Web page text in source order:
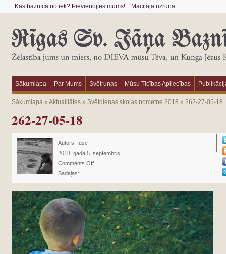
Kas baznīcā notiek? Pievienojies mums! Mācītāja uzruna
Sākumlapa Par Mums Svētrunas Mūsu Ticības Apliecības
Sākumlapa» Aktualitātes» Svētdienas skolas nometne 2018 » 262-27-05-18
262-27-05-18
Autors: Iuse
2018. gada 5. septembris
Comments Off
Sadaļas: